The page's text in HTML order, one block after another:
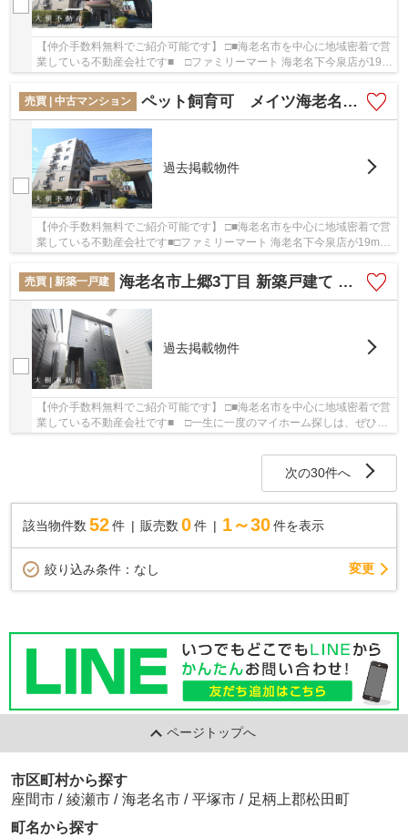
【仲介手数料無料でご紹介可能です】 □■海老名市を中心に地域密着で営
業している不動産会社です■ □ファミリーマート 海老名下今泉店が19m
売買 | 中古マンション
ペット飼育可 メイツ海老名 6階 2LDK リフォーム済み 【仲介手数料無料】
過去掲載物件
【仲介手数料無料でご紹介可能です】 □■海老名市を中心に地域密着で営
業している不動産会社です■□ファミリーマート 海老名下今泉店が19m以
売買 | 新築一戸建
海老名市上郷3丁目 新築戸建て 全3棟 【仲介手数料無料】
過去掲載物件
【仲介手数料無料でご紹介可能です】 □■海老名市を中心に地域密着で営
業している不動産会社です■ □一生に一度のマイホーム探しは、ぜひ新
築戸建てで。室内も広々とした、令和6年7月築...
次の30件へ
該当物件数 52件 販売数 0 件 1～30 件を表示
絞り込み条件： なし 変更
ページトップへ
市区町村から探す
座間市 / 綾瀬市 / 海老名市 / 平塚市 / 足柄上郡松田町
町名から探す